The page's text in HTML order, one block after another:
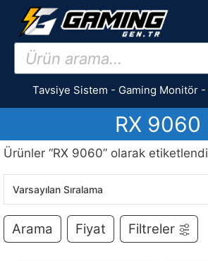
İçeriğe
Products
search
Tavsiye Sistem - Gaming Monitör -
RX 9060
Ürünler “RX 9060” olarak etiketlendi
Arama Fiyat Filtreler